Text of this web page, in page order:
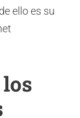
ello es su